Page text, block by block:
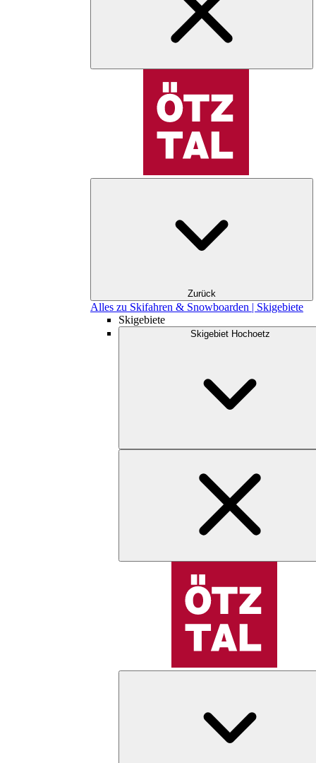
Zurück
Alles zu Skifahren & Snowboarden | Skigebiete
Skigebiete
Skigebiet Hochoetz